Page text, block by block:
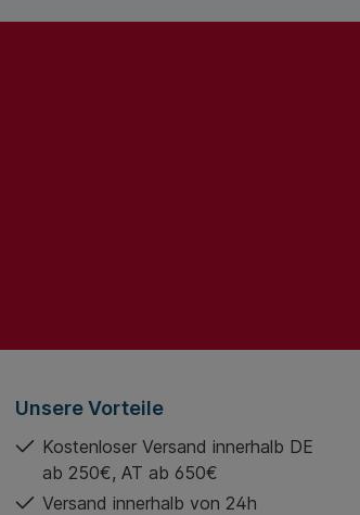
Unsere Vorteile
Kostenloser Versand innerhalb DE
ab 250€, AT ab 650€
Versand innerhalb von 24h